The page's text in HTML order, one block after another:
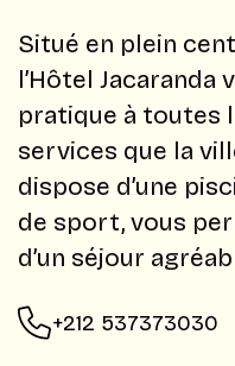
Situé en plein
l’Hôtel Jacaranda
pratique à toutes
services que la
dispose d’une
de sport, vous
d’un séjour
+212 537373030